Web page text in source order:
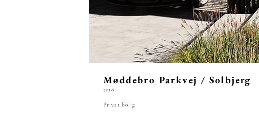
Møddebro Parkvej / Solbjerg
2018
Privat bolig